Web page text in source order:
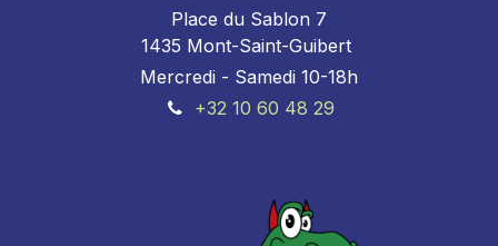
Place du Sablon 7
1435 Mont-Saint-Guibert
Mercredi - Samedi 10-18h
+32 10 60 48 29